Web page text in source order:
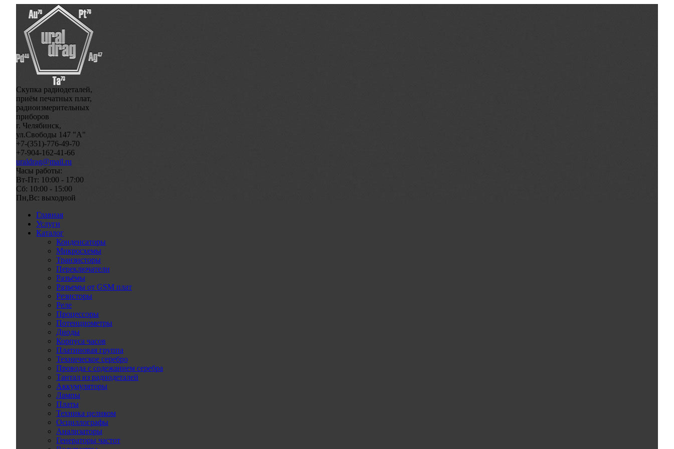
Скупка радиодеталей,
приём печатных плат,
радиоизмерительных
приборов
г. Челябинск,
ул.Свободы 147 "А"
+7-(351)-776-49-70
+7-904-162-41-66
uraldrag@mail.ru
Часы работы:
Вт-Пт: 10:00 - 17:00
Сб: 10:00 - 15:00
Пн,Вс: выходной
Главная
Услуги
Каталог
Конденсаторы
Микросхемы
Транзисторы
Переключатели
Разъёмы
Разъемы от GSM плат
Резисторы
Реле
Процессоры
Потенциометры
Диоды
Корпуса часов
Платиновая группа
Техническое серебро
Провода с содежанием серебра
Тантал из радиодеталей
Аккумуляторы
Лампы
Платы
Техника целиком
Осциллографы
Анализаторы
Генераторы частот